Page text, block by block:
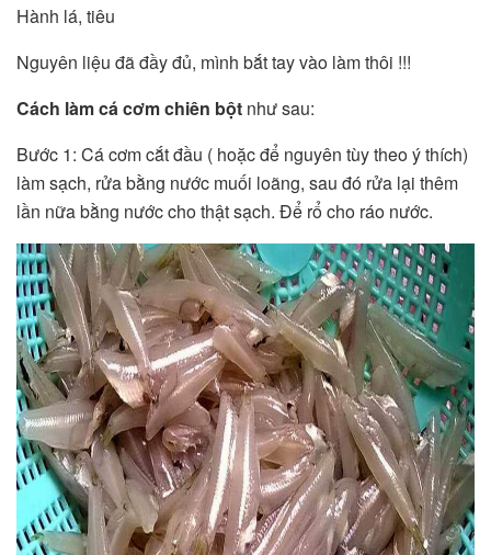
Hành lá, tiêu
Nguyên liệu đã đầy đủ, mình bắt tay vào làm thôi !!!
Cách làm cá cơm chiên bột như sau:
Bước 1: Cá cơm cắt đầu ( hoặc để nguyên tùy theo ý thích)
làm sạch, rửa bằng nước muối loãng, sau đó rửa lại thêm
lần nữa bằng nước cho thật sạch. Để rổ cho ráo nước.